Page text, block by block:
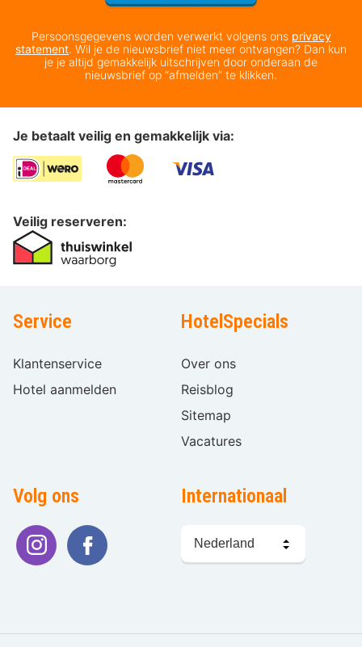
Persoonsgegevens worden verwerkt volgens ons privacy
statement. Wil je de nieuwsbrief niet meer ontvangen? Dan kun
je je altijd gemakkelijk uitschrijven door onderaan de
nieuwsbrief op “afmelden” te klikken.
Je betaalt veilig en gemakkelijk via:
Veilig reserveren:
Service
Klantenservice
Hotel aanmelden
HotelSpecials
Over ons
Reisblog
Sitemap
Vacatures
Volg ons Internationaal
kiezen